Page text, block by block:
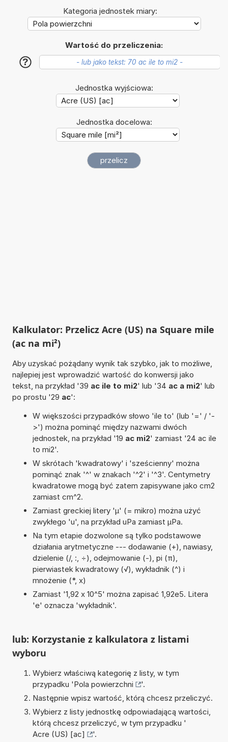
Kategoria jednostek miary:
Wartość do przeliczenia:
?
Jednostka wyjściowa:
Jednostka docelowa:
Kalkulator: Przelicz Acre (US) na Square mile
(ac na mi²)
Aby uzyskać pożądany wynik tak szybko, jak to możliwe,
najlepiej jest wprowadzić wartość do konwersji jako
tekst, na przykład '39 ac ile to mi2' lub '34 ac a mi2' lub
po prostu '29 ac':
W większości przypadków słowo 'ile to' (lub '=' / '-
>') można pominąć między nazwami dwóch
jednostek, na przykład '19 ac mi2' zamiast '24 ac ile
to mi2'.
W skrótach 'kwadratowy' i 'sześcienny' można
pominąć znak '^' w znakach '^2' i '^3'. Centymetry
kwadratowe mogą być zatem zapisywane jako cm2
zamiast cm^2.
Zamiast greckiej litery 'µ' (= mikro) można użyć
zwykłego 'u', na przykład uPa zamiast µPa.
Na tym etapie dozwolone są tylko podstawowe
działania arytmetyczne --- dodawanie (+), nawiasy,
dzielenie (/, :, ÷), odejmowanie (-), pi (π),
pierwiastek kwadratowy (√), wykładnik (^) i
mnożenie (*, x)
Zamiast '1,92 x 10^5' można zapisać 1,92e5. Litera
'e' oznacza 'wykładnik'.
lub: Korzystanie z kalkulatora z listami
wyboru
Wybierz właściwą kategorię z listy, w tym
przypadku 'Pola powierzchni
'.
Następnie wpisz wartość, którą chcesz przeliczyć.
Wybierz z listy jednostkę odpowiadającą wartości,
którą chcesz przeliczyć, w tym przypadku '
Acre (US) [ac]
'.